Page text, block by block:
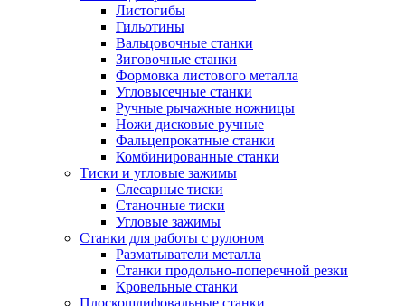
Листогибы
Гильотины
Вальцовочные станки
Зиговочные станки
Формовка листового металла
Угловысечные станки
Ручные рычажные ножницы
Ножи дисковые ручные
Фальцепрокатные станки
Комбинированные станки
Тиски и угловые зажимы
Слесарные тиски
Станочные тиски
Угловые зажимы
Станки для работы с рулоном
Разматыватели металла
Станки продольно-поперечной резки
Кровельные станки
Плоскошлифовальные станки